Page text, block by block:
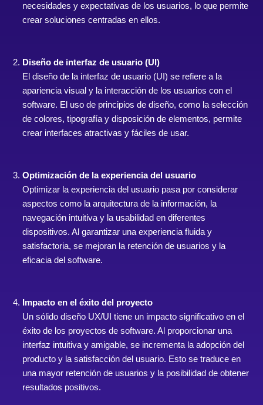
necesidades y expectativas de los usuarios, lo que permite
crear soluciones centradas en ellos.
Diseño de interfaz de usuario (UI)
El diseño de la interfaz de usuario (UI) se refiere a la
apariencia visual y la interacción de los usuarios con el
software. El uso de principios de diseño, como la selección
de colores, tipografía y disposición de elementos, permite
crear interfaces atractivas y fáciles de usar.
Optimización de la experiencia del usuario
Optimizar la experiencia del usuario pasa por considerar
aspectos como la arquitectura de la información, la
navegación intuitiva y la usabilidad en diferentes
dispositivos. Al garantizar una experiencia fluida y
satisfactoria, se mejoran la retención de usuarios y la
eficacia del software.
Impacto en el éxito del proyecto
Un sólido diseño UX/UI tiene un impacto significativo en el
éxito de los proyectos de software. Al proporcionar una
interfaz intuitiva y amigable, se incrementa la adopción del
producto y la satisfacción del usuario. Esto se traduce en
una mayor retención de usuarios y la posibilidad de obtener
resultados positivos.